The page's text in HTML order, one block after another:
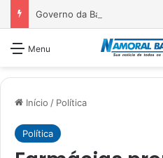
Menu
Início / Política
Política